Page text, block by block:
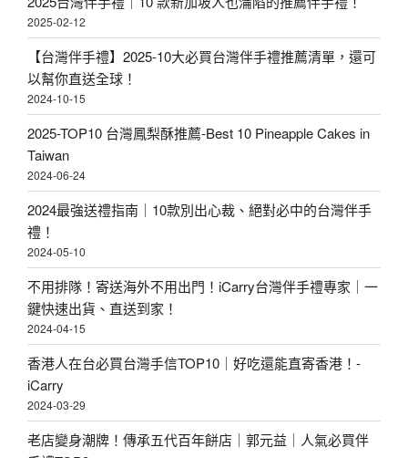
2025-02-12
【台灣伴手禮】2025-10大必買台灣伴手禮推薦清單，還可
以幫你直送全球！
2024-10-15
2025-TOP10 台灣鳳梨酥推薦-Best 10 Pineapple Cakes in
Taiwan
2024-06-24
2024最強送禮指南｜10款別出心裁、絕對必中的台灣伴手
禮！
2024-05-10
不用排隊！寄送海外不用出門！iCarry台灣伴手禮專家｜一
鍵快速出貨、直送到家！
2024-04-15
香港人在台必買台灣手信TOP10｜好吃還能直寄香港！-
iCarry
2024-03-29
老店變身潮牌！傳承五代百年餅店｜郭元益｜人氣必買伴